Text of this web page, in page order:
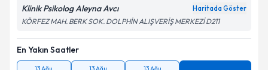
Klinik Psikolog Aleyna Avcı Haritada Göster
KÖRFEZ MAH. BERK SOK. DOLPHİN ALIŞVERİŞ MERKEZİ D211
En Yakın Saatler